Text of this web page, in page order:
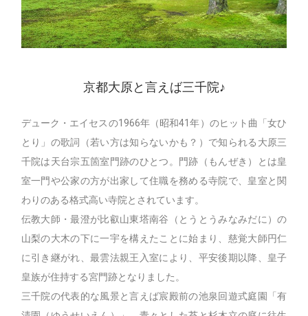
京都大原と言えば三千院♪
デューク・エイセスの1966年（昭和41年）のヒット曲「女ひ
とり」の歌詞（若い方は知らないかも？）で知られる大原三
千院は天台宗五箇室門跡のひとつ。門跡（もんぜき）とは皇
室一門や公家の方が出家して住職を務める寺院で、皇室と関
わりのある格式高い寺院とされています。
伝教大師・最澄が比叡山東塔南谷（とうとうみなみだに）の
山梨の大木の下に一宇を構えたことに始まり、慈覚大師円仁
に引き継がれ、最雲法親王入室により、平安後期以降、皇子
皇族が住持する宮門跡となりました。
三千院の代表的な風景と言えば宸殿前の池泉回遊式庭園「有